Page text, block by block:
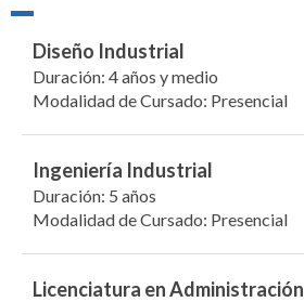
Diseño Industrial
Duración: 4 años y medio
Modalidad de Cursado: Presencial
Ingeniería Industrial
Duración: 5 años
Modalidad de Cursado: Presencial
Licenciatura en Administración